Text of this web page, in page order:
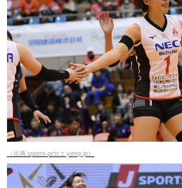
（出典 sports-pctr.c.yimg.jp）